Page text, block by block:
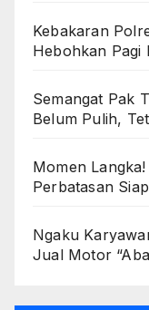
Kebakaran
Hebohkan Pagi
Semangat Pak
Belum Pulih,
Momen
Perbatasan
Ngaku
Jual Motor